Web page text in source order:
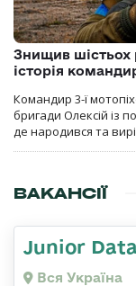
Знищив шістьох
історія
Командир 3-ї
бригади Олексій із
де народився та
ВАКАНСІЇ
Junior
Вся Україна